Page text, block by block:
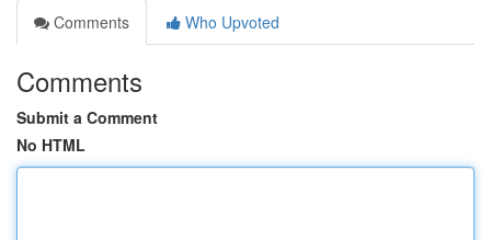
Comments
Who Upvoted
Comments
Submit a Comment
No HTML